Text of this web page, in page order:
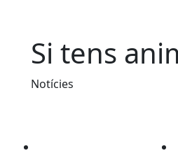
Si tens
Notícies